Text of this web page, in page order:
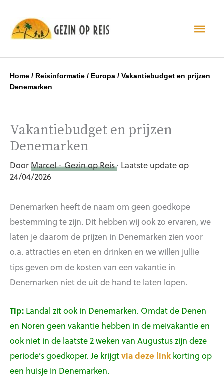
Home / Reisinformatie / Europa / Vakantiebudget en prijzen
Denemarken
Vakantiebudget en prijzen
Denemarken
DoorMarcel - Gezin op Reis· Laatste update op
24/04/2026
Denemarken heeft de naam om geen goedkope
bestemming te zijn. Dit hebben wij ook zo ervaren, we
laten je daarom de prijzen in Denemarken zien voor
o.a. attracties en eten en drinken en we willen jullie
tips geven om de kosten van een vakantie in
Denemarken niet de uit de hand te laten lopen.
Tip: Landal zit ook in Denemarken. Omdat de Denen
en Noren geen vakantie hebben in de meivakantie en
ook niet in de laatste 2 weken van Augustus zijn deze
periode’s goedkoper. Je krijgtvia deze link korting op
een huisje in Denemarken.